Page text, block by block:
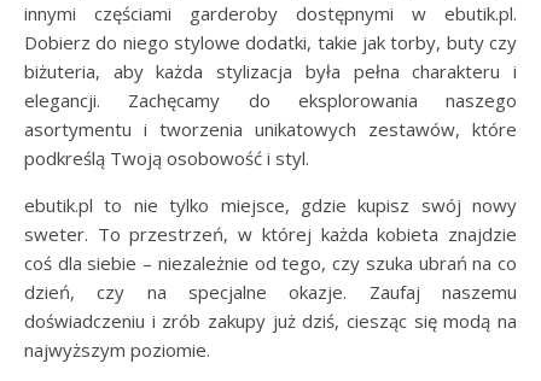
innymi częściami garderoby dostępnymi w ebutik.pl.
Dobierz do niego stylowe dodatki, takie jak torby, buty czy
biżuteria, aby każda stylizacja była pełna charakteru i
elegancji. Zachęcamy do eksplorowania naszego
asortymentu i tworzenia unikatowych zestawów, które
podkreślą Twoją osobowość i styl.
ebutik.pl to nie tylko miejsce, gdzie kupisz swój nowy
sweter. To przestrzeń, w której każda kobieta znajdzie
coś dla siebie – niezależnie od tego, czy szuka ubrań na co
dzień, czy na specjalne okazje. Zaufaj naszemu
doświadczeniu i zrób zakupy już dziś, ciesząc się modą na
najwyższym poziomie.